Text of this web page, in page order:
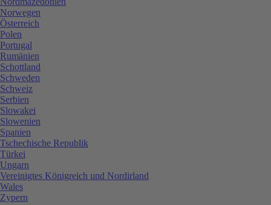
Norwegen
Österreich
Polen
Portugal
Rumänien
Schottland
Schweden
Schweiz
Serbien
Slowakei
Slowenien
Spanien
Tschechische Republik
Türkei
Ungarn
Vereinigtes Königreich und Nordirland
Wales
Zypern